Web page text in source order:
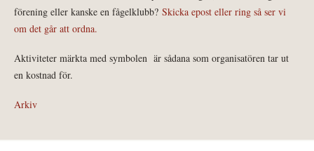
förening eller kanske en fågelklubb? Skicka epost eller ring så ser vi
om det går att ordna.
Aktiviteter märkta med symbolen är sådana som organisatören tar ut
en kostnad för.
Arkiv